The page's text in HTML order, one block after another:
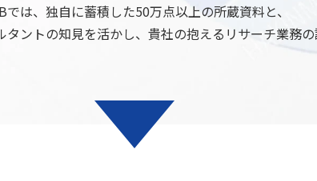
では、独自に蓄積した50万点以上の所蔵資料と、
ントの知見を活かし、貴社の抱えるリサーチ業務